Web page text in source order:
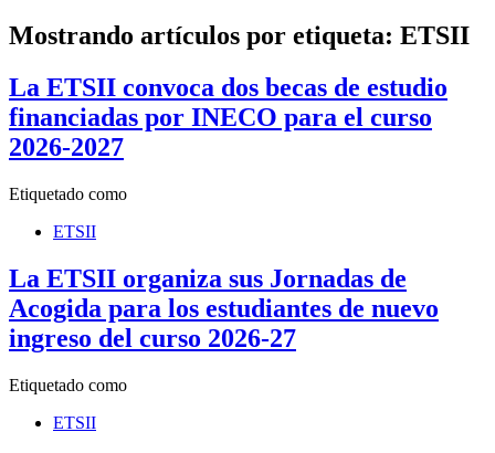
Mostrando artículos por etiqueta: ETSII
La ETSII convoca dos becas de estudio
financiadas por INECO para el curso
2026-2027
Etiquetado como
ETSII
La ETSII organiza sus Jornadas de
Acogida para los estudiantes de nuevo
ingreso del curso 2026-27
Etiquetado como
ETSII